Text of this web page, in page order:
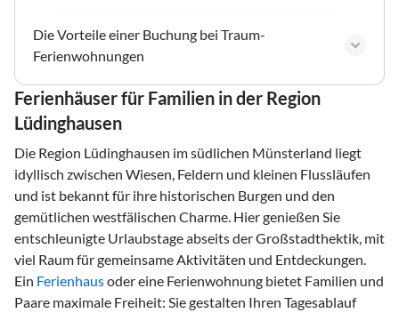
Die Vorteile einer Buchung bei Traum-
Ferienwohnungen
Ferienhäuser für Familien in der Region
Lüdinghausen
Die Region Lüdinghausen im südlichen Münsterland liegt
idyllisch zwischen Wiesen, Feldern und kleinen Flussläufen
und ist bekannt für ihre historischen Burgen und den
gemütlichen westfälischen Charme. Hier genießen Sie
entschleunigte Urlaubstage abseits der Großstadthektik, mit
viel Raum für gemeinsame Aktivitäten und Entdeckungen.
Ein Ferienhausoder eine Ferienwohnung bietet Familien und
Paare maximale Freiheit: Sie gestalten Ihren Tagesablauf